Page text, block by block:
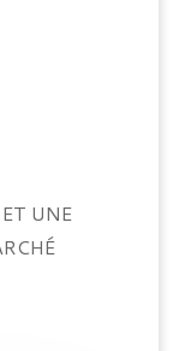
UNE